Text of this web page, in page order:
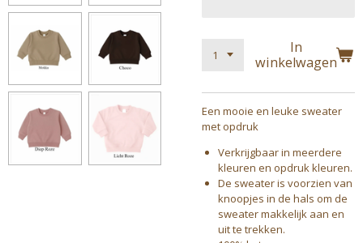
In
winkelwagen
Een mooie en leuke sweater
met opdruk
Verkrijgbaar in meerdere
kleuren en opdruk kleuren.
De sweater is voorzien van
knoopjes in de hals om de
sweater makkelijk aan en
uit te trekken.